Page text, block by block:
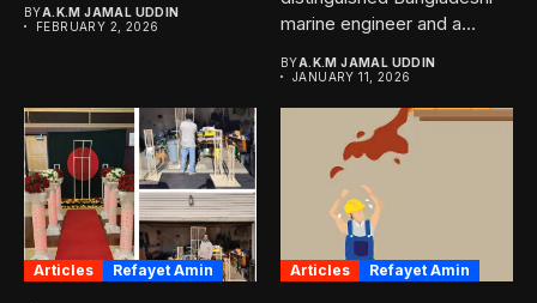
BYA.K.M JAMAL UDDIN
FEBRUARY 2, 2026
marine engineer and a
BYA.K.M JAMAL UDDIN
JANUARY 11, 2026
Articles Refayet Amin Articles Refayet Amin